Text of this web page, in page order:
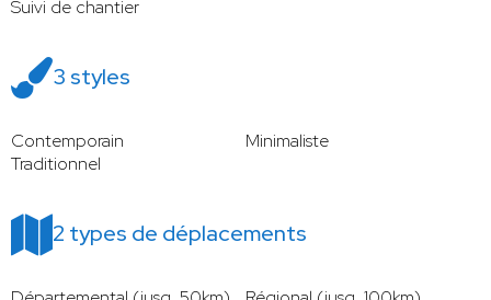
Suivi de chantier
3 styles
Contemporain
Minimaliste
Traditionnel
2 types de déplacements